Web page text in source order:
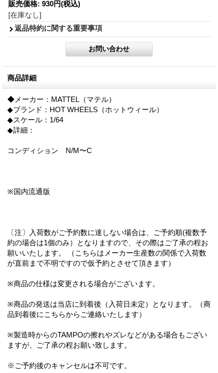
販売価格: 930円(税込)
[在庫なし]
返品特約に関する重要事項
商品詳細
◆メーカー：MATTEL（マテル）
◆ブランド：HOT WHEELS（ホットウィール）
◆スケール：1/64
◆詳細：
コンディション N/M〜C
※国内流通版
〔注〕入荷数がご予約数に達しない場合は、ご予約順(複数予
約の場合は1個のみ）となりますので、その際はご了承の程お
願いいたします。 （こちらはメーカー生産数の関係で入荷数
が直前まで不明ですので仮予約とさせて頂きます）
※商品の仕様は変更される場合がございます。
※商品の発送は当店に到着後（入荷日未定）となります。（商
品到着後にこちらからご連絡いたします）
※製造時からのTAMPOの擦れやズレなどがある場合もござい
ますが、ご了承の程お願い致します。
※ご予約後のキャンセルは不可です。